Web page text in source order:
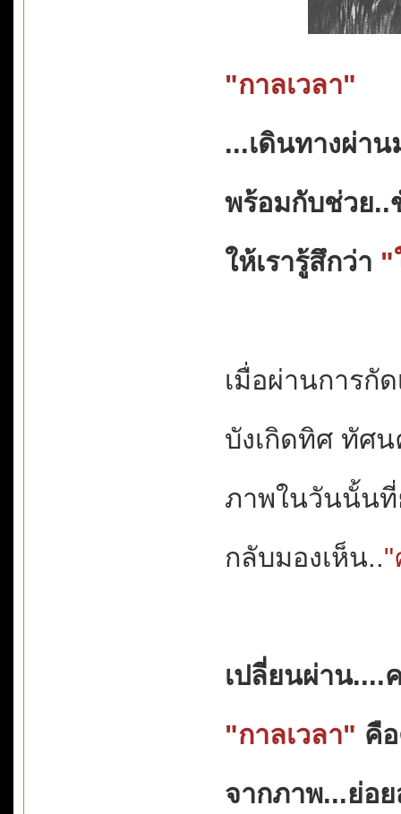
"กาลเวลา"
...เดินทางผ่า
พร้อมกับช่วย..
ให้เรารู้สึกว่า "
เมื่อผ่านการกั
บังเกิดทิศ ทัศน
ภาพในวันนั้นที่
กลับมองเห็น.."
เปลี่ยนผ่าน....
"กาลเวลา" คื
จากภาพ...ย่อ